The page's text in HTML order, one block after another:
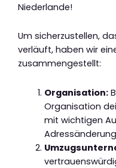
Niederlande!
Um sicherzustellen,
verläuft, haben wir
zusammengestellt:
Organisation:
Organisation
mit wichtigen